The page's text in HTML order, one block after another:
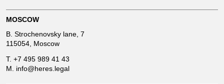
a
MOSCOW
B. Strochenovsky lane, 7
115054, Moscow
T. +7 495 989 41 43
M. info@heres.legal